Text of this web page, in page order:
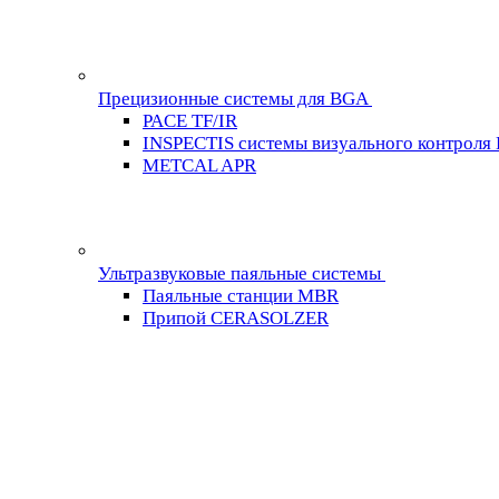
Прецизионные системы для BGA
PACE TF/IR
INSPECTIS системы визуального контроля
METCAL APR
Ультразвуковые паяльные системы
Паяльные станции MBR
Припой CERASOLZER